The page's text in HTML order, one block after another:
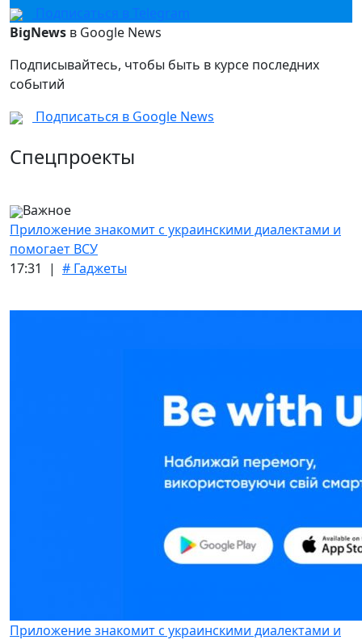
Подписаться в Telegram
BigNews в Google News
Подписывайтесь, чтобы быть в курсе последних
событий
Подписаться в Google News
Спецпроекты
Важное
Приложение знакомит с украинскими диалектами и
помогает ВСУ
17:31 | # Гаджеты
Приложение знакомит с украинскими диалектами и